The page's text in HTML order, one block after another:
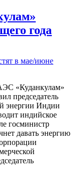
года
«Куданкулам»
председатель
энергии Индии
индийское
госминистр
давать энергию